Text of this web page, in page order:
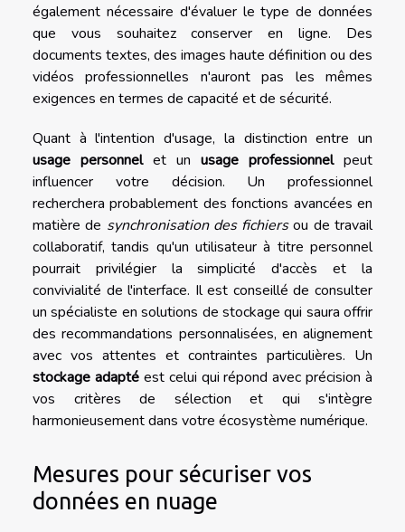
également nécessaire d'évaluer le type de données
que vous souhaitez conserver en ligne. Des
documents textes, des images haute définition ou des
vidéos professionnelles n'auront pas les mêmes
exigences en termes de capacité et de sécurité.
Quant à l'intention d'usage, la distinction entre un
usage personnelet un usage professionnelpeut
influencer votre décision. Un professionnel
recherchera probablement des fonctions avancées en
matière de synchronisation des fichiersou de travail
collaboratif, tandis qu'un utilisateur à titre personnel
pourrait privilégier la simplicité d'accès et la
convivialité de l'interface. Il est conseillé de consulter
un spécialiste en solutions de stockage qui saura offrir
des recommandations personnalisées, en alignement
avec vos attentes et contraintes particulières. Un
stockage adaptéest celui qui répond avec précision à
vos critères de sélection et qui s'intègre
harmonieusement dans votre écosystème numérique.
Mesures pour sécuriser vos
données en nuage